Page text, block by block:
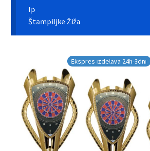
Moj profil
Pokali.net Kontakt
Zaključek nakupa
lp
Štampiljke Žiža
Ekspres izdelava 24h-3dni